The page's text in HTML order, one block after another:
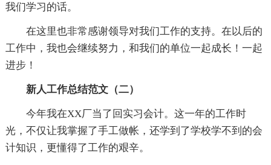
我们学习的话。
在这里也非常感谢领导对我们工作的支持。在以后的
工作中，我也会继续努力，和我们的单位一起成长！一起
进步！
新人工作总结范文（二）
今年我在XX厂当了回实习会计。这一年的工作时
光，不仅让我掌握了手工做帐，还学到了学校学不到的会
计知识，更懂得了工作的艰辛。